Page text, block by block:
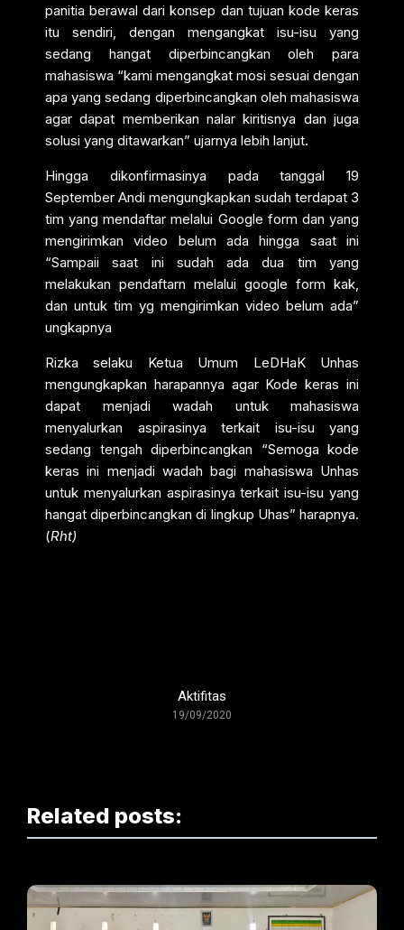
panitia berawal dari konsep dan tujuan kode keras
itu sendiri, dengan mengangkat isu-isu yang
sedang hangat diperbincangkan oleh para
mahasiswa “kami mengangkat mosi sesuai dengan
apa yang sedang diperbincangkan oleh mahasiswa
agar dapat memberikan nalar kiritisnya dan juga
solusi yang ditawarkan” ujarnya lebih lanjut.
Hingga dikonfirmasinya pada tanggal 19
September Andi mengungkapkan sudah terdapat 3
tim yang mendaftar melalui Google form dan yang
mengirimkan video belum ada hingga saat ini
“Sampaii saat ini sudah ada dua tim yang
melakukan pendaftarn melalui google form kak,
dan untuk tim yg mengirimkan video belum ada”
ungkapnya
Rizka selaku Ketua Umum LeDHaK Unhas
mengungkapkan harapannya agar Kode keras ini
dapat menjadi wadah untuk mahasiswa
menyalurkan aspirasinya terkait isu-isu yang
sedang tengah diperbincangkan “Semoga kode
keras ini menjadi wadah bagi mahasiswa Unhas
untuk menyalurkan aspirasinya terkait isu-isu yang
hangat diperbincangkan di lingkup Uhas” harapnya.
(Rht)
Aktifitas
19/09/2020
Related posts: